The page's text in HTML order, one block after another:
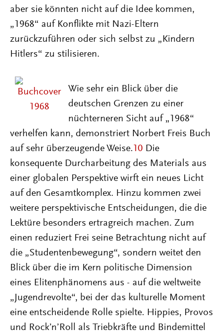
aber sie könnten nicht auf die Idee kommen,
„1968“ auf Konflikte mit Nazi-Eltern
zurückzuführen oder sich selbst zu „Kindern
Hitlers“ zu stilisieren.
Wie sehr ein Blick über die
deutschen Grenzen zu einer
nüchterneren Sicht auf „1968“
verhelfen kann, demonstriert Norbert Freis Buch
auf sehr überzeugende Weise. 10 Die
konsequente Durcharbeitung des Materials aus
einer globalen Perspektive wirft ein neues Licht
auf den Gesamtkomplex. Hinzu kommen zwei
weitere perspektivische Entscheidungen, die die
Lektüre besonders ertragreich machen. Zum
einen reduziert Frei seine Betrachtung nicht auf
die „Studentenbewegung“, sondern weitet den
Blick über die im Kern politische Dimension
eines Elitenphänomens aus - auf die weltweite
„Jugendrevolte“, bei der das kulturelle Moment
eine entscheidende Rolle spielte. Hippies, Provos
und Rock’n’Roll als Triebkräfte und Bindemittel